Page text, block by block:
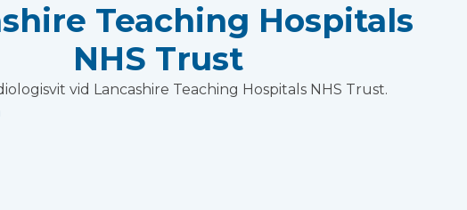
Teaching Hospitals
NHS Trust
vid Lancashire Teaching Hospitals NHS Trust.